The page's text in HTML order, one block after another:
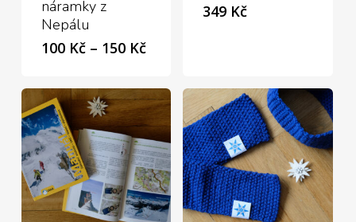
náramky z
Nepálu
100 Kč – 150 KčRozpětí
až
150 Kč
349 Kč